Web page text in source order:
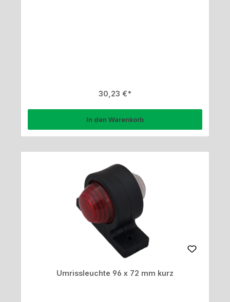
Regulärer Preis:
30,23 €
In den Warenkorb
Umrissleuchte 96 x 72 mm kurz